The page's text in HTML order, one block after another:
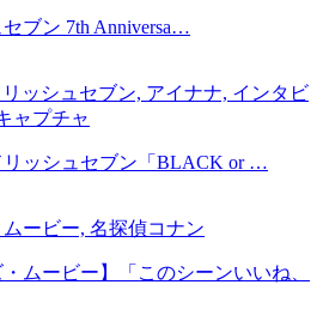
セブン 7th Anniversa…
ッシュセブン, アイナナ, インタビ
ャプチャ
リッシュセブン「BLACK or …
ービー, 名探偵コナン
・ムービー】「このシーンいいね、